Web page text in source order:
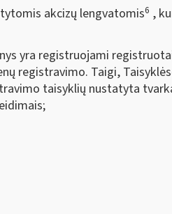
akcizų lengvatomis6 ,
yra registruojami
registravimo. Taigi,
taisyklių nustatyta